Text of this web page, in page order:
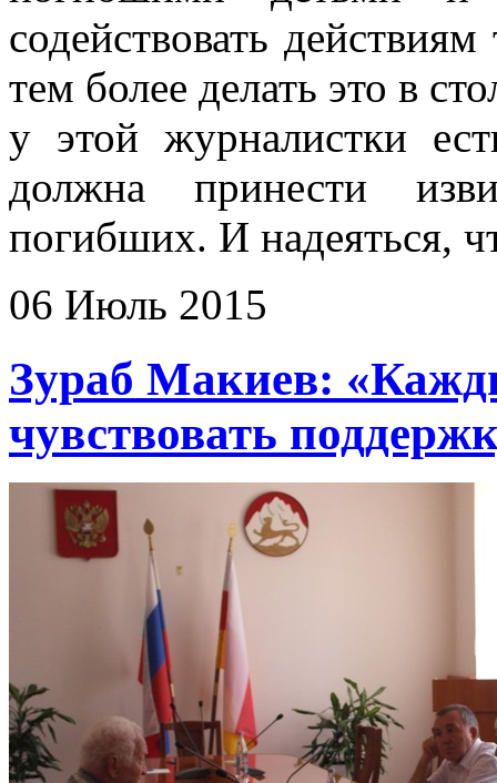
содействовать
тем более делать это в
у этой журналистки
должна принести
погибших. И надеяться,
06 Июль 2015
Зураб Макиев:
чувствовать